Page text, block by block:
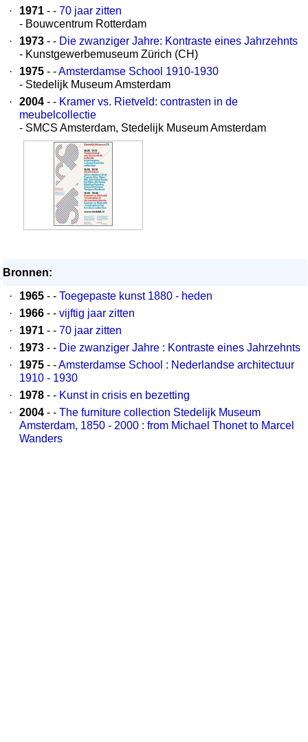
·
1971 - - 70 jaar zitten
- Bouwcentrum Rotterdam
·
1973 - - Die zwanziger Jahre: Kontraste eines Jahrzehnts
- Kunstgewerbemuseum Zürich (CH)
·
1975 - -Amsterdamse School 1910-1930
- Stedelijk Museum Amsterdam
·
2004 - - Kramer vs. Rietveld: contrasten in de
meubelcollectie
- SMCS Amsterdam, Stedelijk Museum Amsterdam
Bronnen:
·
1965 - - Toegepaste kunst 1880 - heden
·
1966 - - vijftig jaar zitten
·
1971 - - 70 jaar zitten
·
1973 - - Die zwanziger Jahre : Kontraste eines Jahrzehnts
·
1975 - -Amsterdamse School : Nederlandse architectuur
1910 - 1930
·
1978 - - Kunst in crisis en bezetting
·
2004 - - The furniture collection Stedelijk Museum
Amsterdam, 1850 - 2000 : from Michael Thonet to Marcel
Wanders